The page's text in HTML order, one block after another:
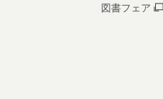
図書フェア